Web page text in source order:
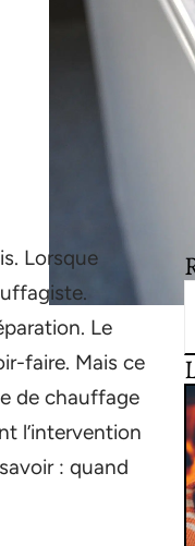
Lorsque
Le
faire. Mais ce
de chauffage
l’intervention
: quand